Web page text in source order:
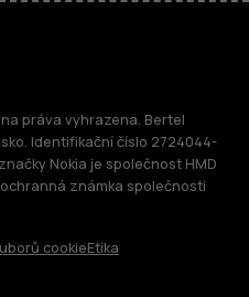
práva vyhrazena. Bertel
Identifikační číslo 2724044-
Nokia je společnost HMD
známka společnosti
cookieEtika